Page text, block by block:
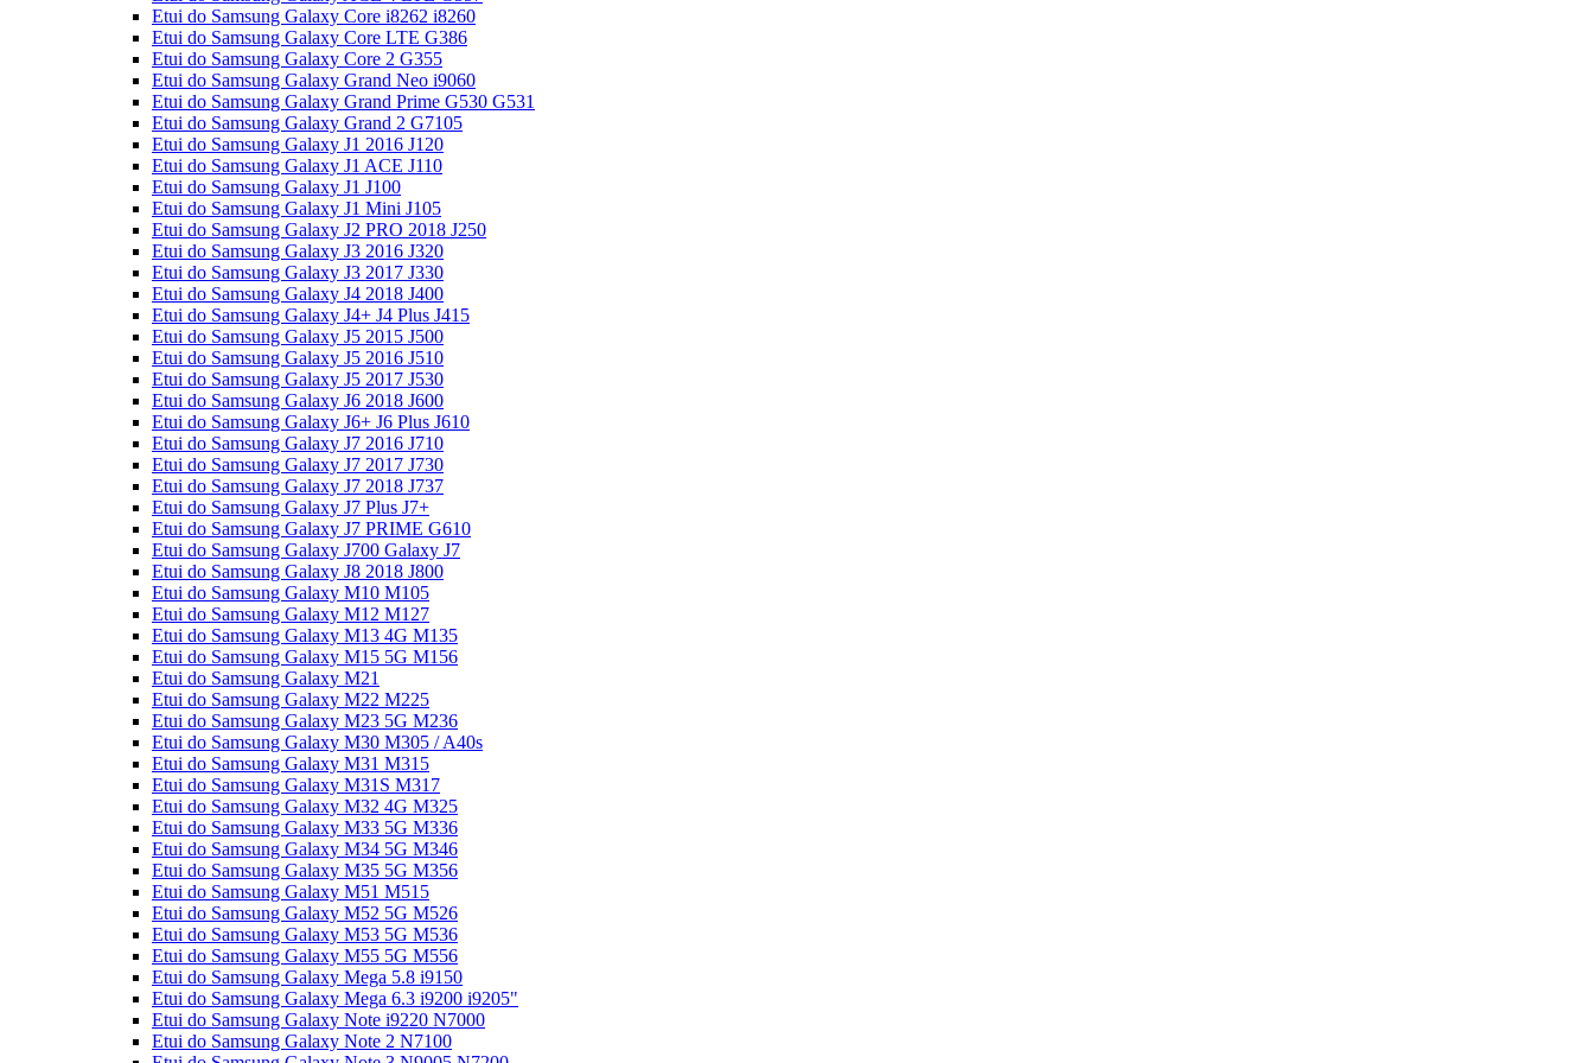
Etui do Samsung Galaxy Core i8262 i8260
Etui do Samsung Galaxy Core LTE G386
Etui do Samsung Galaxy Core 2 G355
Etui do Samsung Galaxy Grand Neo i9060
Etui do Samsung Galaxy Grand Prime G530 G531
Etui do Samsung Galaxy Grand 2 G7105
Etui do Samsung Galaxy J1 2016 J120
Etui do Samsung Galaxy J1 ACE J110
Etui do Samsung Galaxy J1 J100
Etui do Samsung Galaxy J1 Mini J105
Etui do Samsung Galaxy J2 PRO 2018 J250
Etui do Samsung Galaxy J3 2016 J320
Etui do Samsung Galaxy J3 2017 J330
Etui do Samsung Galaxy J4 2018 J400
Etui do Samsung Galaxy J4+ J4 Plus J415
Etui do Samsung Galaxy J5 2015 J500
Etui do Samsung Galaxy J5 2016 J510
Etui do Samsung Galaxy J5 2017 J530
Etui do Samsung Galaxy J6 2018 J600
Etui do Samsung Galaxy J6+ J6 Plus J610
Etui do Samsung Galaxy J7 2016 J710
Etui do Samsung Galaxy J7 2017 J730
Etui do Samsung Galaxy J7 2018 J737
Etui do Samsung Galaxy J7 Plus J7+
Etui do Samsung Galaxy J7 PRIME G610
Etui do Samsung Galaxy J700 Galaxy J7
Etui do Samsung Galaxy J8 2018 J800
Etui do Samsung Galaxy M10 M105
Etui do Samsung Galaxy M12 M127
Etui do Samsung Galaxy M13 4G M135
Etui do Samsung Galaxy M15 5G M156
Etui do Samsung Galaxy M21
Etui do Samsung Galaxy M22 M225
Etui do Samsung Galaxy M23 5G M236
Etui do Samsung Galaxy M30 M305 / A40s
Etui do Samsung Galaxy M31 M315
Etui do Samsung Galaxy M31S M317
Etui do Samsung Galaxy M32 4G M325
Etui do Samsung Galaxy M33 5G M336
Etui do Samsung Galaxy M34 5G M346
Etui do Samsung Galaxy M35 5G M356
Etui do Samsung Galaxy M51 M515
Etui do Samsung Galaxy M52 5G M526
Etui do Samsung Galaxy M53 5G M536
Etui do Samsung Galaxy M55 5G M556
Etui do Samsung Galaxy Mega 5.8 i9150
Etui do Samsung Galaxy Mega 6.3 i9200 i9205"
Etui do Samsung Galaxy Note i9220 N7000
Etui do Samsung Galaxy Note 2 N7100